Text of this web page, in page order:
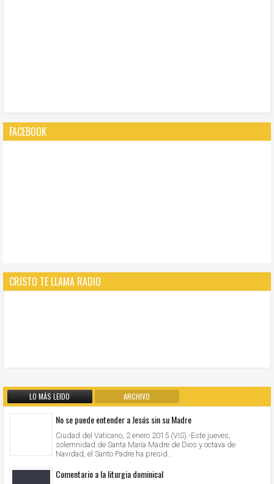
FACEBOOK
CRISTO TE LLAMA RADIO
LO MÁS LEIDO ARCHIVO
No se puede entender a Jesús sin su Madre
Ciudad del Vaticano, 2 enero 2015 (VIS).-Este jueves,
solemnidad de Santa María Madre de Dios y octava de
Navidad, el Santo Padre ha presid...
Comentario a la liturgia dominical